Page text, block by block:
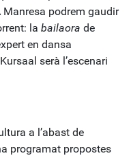
Manresa podrem gaudir
la bailaora de
en dansa
serà l’escenari
a l’abast de
programat propostes